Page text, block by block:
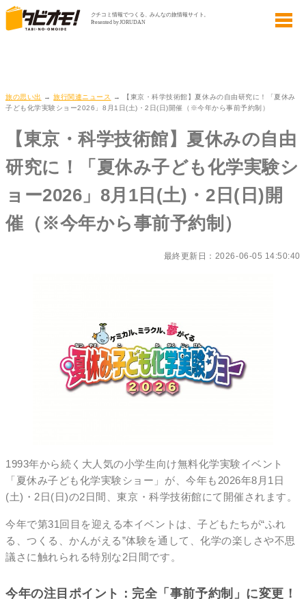
旅の思い出 →旅行関連ニュース
→ 【東京・科学技術館】夏休みの自由研究に！「夏休み
子ども化学実験ショー2026」8月1日(土)・2日(日)開催（※今年から事前予約制）
【東京・科学技術館】夏休みの自由
研究に！「夏休み子ども化学実験シ
ョー2026」8月1日(土)・2日(日)開
催（※今年から事前予約制）
最終更新日：2026-06-05 14:50:40
1993年から続く大人気の小学生向け無料化学実験イベント
「夏休み子ども化学実験ショー」が、今年も2026年8月1日
(土)・2日(日)の2日間、東京・科学技術館にて開催されます。
今年で第31回目を迎える本イベントは、子どもたちが“ふれ
る、つくる、かんがえる”体験を通して、化学の楽しさや不思
議さに触れられる特別な2日間です。
今年の注目ポイント：完全「事前予約制」に変更！